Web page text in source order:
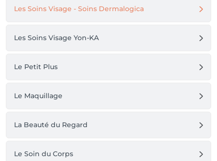
Les Soins Visage - Soins Dermalogica
Les Soins Visage Yon-KA
Le Petit Plus
Le Maquillage
La Beauté du Regard
Le Soin du Corps